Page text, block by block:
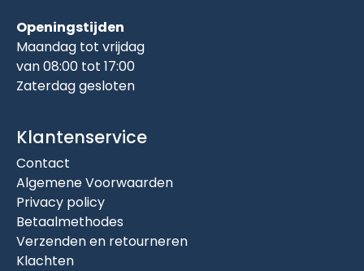
Openingstijden
Maandag tot vrijdag
van 08:00 tot 17:00
Zaterdag gesloten
Klantenservice
Contact
Algemene Voorwaarden
Privacy policy
Betaalmethodes
Verzenden en retourneren
Klachten